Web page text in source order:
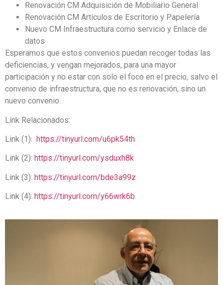
Renovación CM Adquisición de Mobiliario General
Renovación CM Artículos de Escritorio y Papelería
Nuevo CM Infraestructura como servicio y Enlace de
datos
Esperamos que estos convenios puedan recoger todas las
deficiencias, y vengan mejorados, para una mayor
participación y no estar con solo el foco en el precio, salvo el
convenio de infraestructura, que no es renovación, sino un
nuevo convenio.
Link Relacionados:
Link (1): https://tinyurl.com/u6pk54th
Link (2): https://tinyurl.com/ysduxh8k
Link (3): https://tinyurl.com/bde3a99z
Link (4): https://tinyurl.com/y66wrk6b